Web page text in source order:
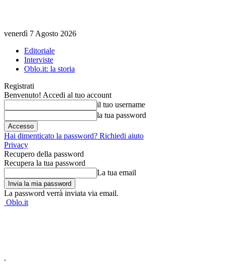
venerdì 7 Agosto 2026
Editoriale
Interviste
Oblo.it: la storia
Registrati
Benvenuto! Accedi al tuo account
il tuo username
la tua password
Hai dimenticato la password? Richiedi aiuto
Privacy
Recupero della password
Recupera la tua password
La tua email
La password verrà inviata via email.
Oblo.it